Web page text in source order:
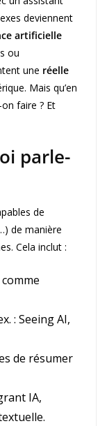
deviennent
artificielle
ou
une réelle
Mais qu’en
faire ? Et
parle-
de
de manière
Cela inclut :
comme
: Seeing AI,
de résumer
IA,